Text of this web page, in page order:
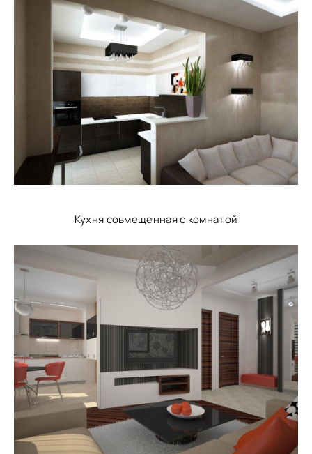
Кухня совмещенная с комнатой